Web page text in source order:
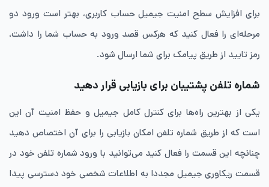
برای افزایش سطح امنیت جیمیل حساب کاربری، بهتر است ورود دو
مرحله‌ای را فعال کنید که هرکس قصد ورود به حساب شما را داشت،
رمز تایید از طریق پیامک برای شما ارسال شود.
شماره تلفن پشتیبان برای بازیابی قرار دهید
یکی از بهترین راه‌ها برای کنترل کامل جیمیل و حفظ امنیت آن این
است که از طریق شماره تلفن امکان بازیابی را برای آن اختصاص دهید
چنانچه این قسمت را فعال کنید می‌توانید با ورود شماره تلفن خود در
قسمت ریکاوری جیمیل مجددا به اطلاعات شخصی خود دسترسی پیدا